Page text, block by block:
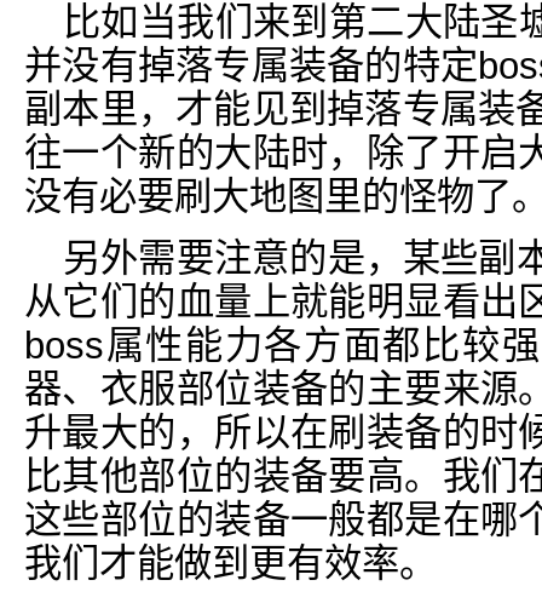
比如当我们来到第二大陆圣
并没有掉落专属装备的特定
副本里，才能见到掉落专属装
往一个新的大陆时，除了开启
没有必要刷大地图里的怪物了
另外需要注意的是，某些副
从它们的血量上就能明显看出
boss属性能力各方面都比较
器、衣服部位装备的主要来源
升最大的，所以在刷装备的时
比其他部位的装备要高。我们
这些部位的装备一般都是在哪
我们才能做到更有效率。